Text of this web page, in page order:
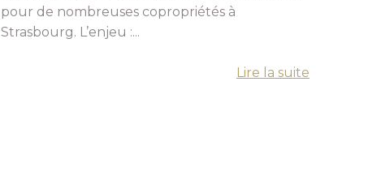
pour de nombreuses copropriétés à
Strasbourg. L’enjeu :...
Lire la suite